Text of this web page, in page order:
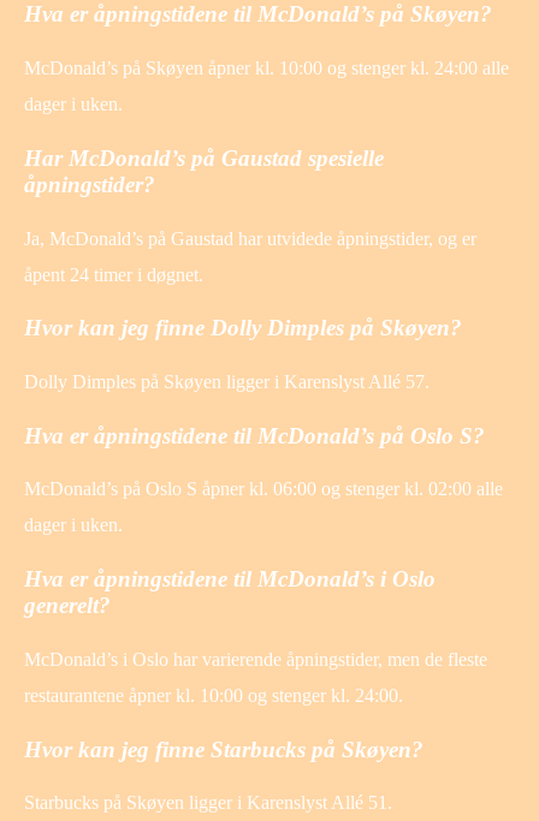
Hva er åpningstidene til McDonald’s på Skøyen?
McDonald’s på Skøyen åpner kl. 10:00 og stenger kl. 24:00 alle
dager i uken.
Har McDonald’s på Gaustad spesielle
åpningstider?
Ja, McDonald’s på Gaustad har utvidede åpningstider, og er
åpent 24 timer i døgnet.
Hvor kan jeg finne Dolly Dimples på Skøyen?
Dolly Dimples på Skøyen ligger i Karenslyst Allé 57.
Hva er åpningstidene til McDonald’s på Oslo S?
McDonald’s på Oslo S åpner kl. 06:00 og stenger kl. 02:00 alle
dager i uken.
Hva er åpningstidene til McDonald’s i Oslo
generelt?
McDonald’s i Oslo har varierende åpningstider, men de fleste
restaurantene åpner kl. 10:00 og stenger kl. 24:00.
Hvor kan jeg finne Starbucks på Skøyen?
Starbucks på Skøyen ligger i Karenslyst Allé 51.